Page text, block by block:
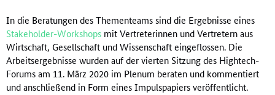
In die Beratungen des Thementeams sind die Ergebnisse eines
Stakeholder-Workshops mit Vertreterinnen und Vertretern aus
Wirtschaft, Gesellschaft und Wissenschaft eingeflossen. Die
Arbeitsergebnisse wurden auf der vierten Sitzung des Hightech-
Forums am 11. März 2020 im Plenum beraten und kommentiert
und anschließend in Form eines Impulspapiers veröffentlicht.